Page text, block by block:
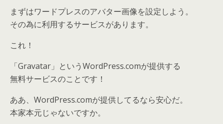
まずはワードプレスのアバター画像を設定しよう。
その為に利用するサービスがあります。
これ！
「Gravatar」というWordPress.comが提供する
無料サービスのことです！
ああ、WordPress.comが提供してるなら安心だ。
本家本元じゃないですか。